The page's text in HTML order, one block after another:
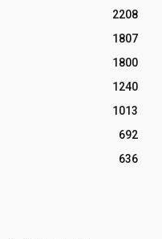
2208
1807
1800
1240
1013
692
636